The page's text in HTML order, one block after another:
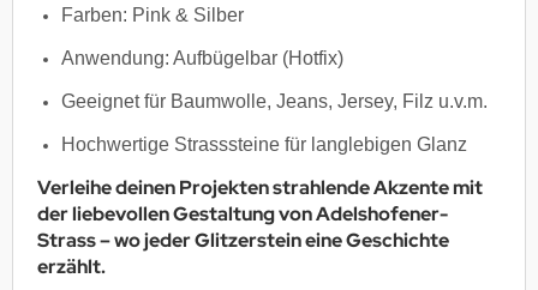
Farben: Pink & Silber
Anwendung: Aufbügelbar (Hotfix)
Geeignet für Baumwolle, Jeans, Jersey, Filz u.v.m.
Hochwertige Strasssteine für langlebigen Glanz
Verleihe deinen Projekten strahlende Akzente mit
der liebevollen Gestaltung vonAdelshofener-
Strass– wo jeder Glitzerstein eine Geschichte
erzählt.